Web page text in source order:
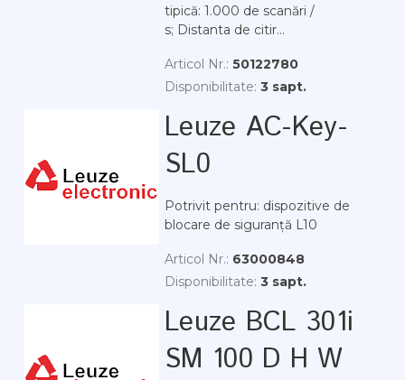
tipică: 1.000 de scanări /
s; Distanta de citir...
Articol Nr.: 50122780
Disponibilitate: 3 sapt.
Leuze AC-Key-
SL0
Potrivit pentru: dispozitive de
blocare de siguranță L10
Articol Nr.: 63000848
Disponibilitate: 3 sapt.
Leuze BCL 301i
SM 100 D H W